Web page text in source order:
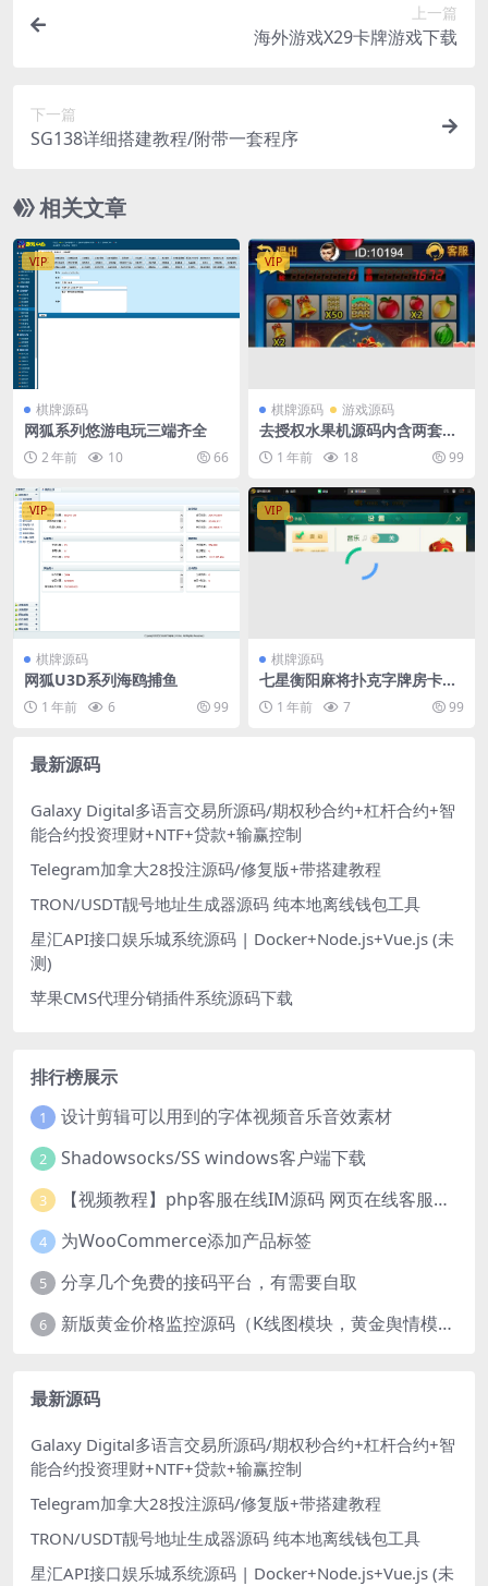
上一篇
海外游戏X29卡牌游戏下载
下一篇
SG138详细搭建教程/附带一套程序
相关文章
VIP
棋牌源码
网狐系列悠游电玩三端齐全
2 年前 10 66
VIP
棋牌源码 游戏源码
去授权水果机源码内含两套程
序 1 年前 18 99
VIP
棋牌源码
网狐U3D系列海鸥捕鱼
1 年前 6 99
VIP
棋牌源码
七星衡阳麻将扑克字牌房卡端
12子游戏+亲友圈乐豆模式+比
赛模式+双端
1 年前 7 99
最新源码
Galaxy Digital多语言交易所源码/期权秒合约+杠杆合约+智
能合约投资理财+NTF+贷款+输赢控制
Telegram加拿大28投注源码/修复版+带搭建教程
TRON/USDT靓号地址生成器源码 纯本地离线钱包工具
星汇API接口娱乐城系统源码 | Docker+Node.js+Vue.js (未
测)
苹果CMS代理分销插件系统源码下载
排行榜展示
1 设计剪辑可以用到的字体视频音乐音效素材
2 Shadowsocks/SS windows客户端下载
3 【视频教程】php客服在线IM源码 网页在线客服软件代码
4 为WooCommerce添加产品标签
5 分享几个免费的接码平台，有需要自取
6 新版黄金价格监控源码（K线图模块，黄金舆情模块，AI智能客服源码）
最新源码
Galaxy Digital多语言交易所源码/期权秒合约+杠杆合约+智
能合约投资理财+NTF+贷款+输赢控制
Telegram加拿大28投注源码/修复版+带搭建教程
TRON/USDT靓号地址生成器源码 纯本地离线钱包工具
星汇API接口娱乐城系统源码 | Docker+Node.js+Vue.js (未